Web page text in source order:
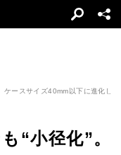
ケースサイズ40mm以下に進化し
“小径化”。